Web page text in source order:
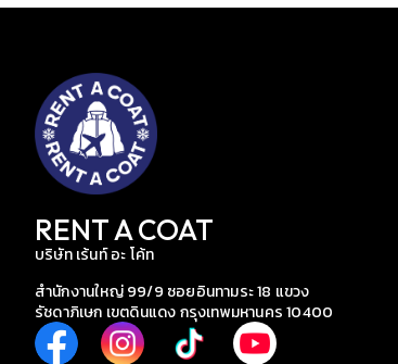
RENT A COAT
บริษัท เร้นท์ อะ โค้ท
สำนักงานใหญ่ 99/9 ซอยอินทามระ 18 แขวง
รัชดาภิเษก เขตดินแดง กรุงเทพมหานคร 10400